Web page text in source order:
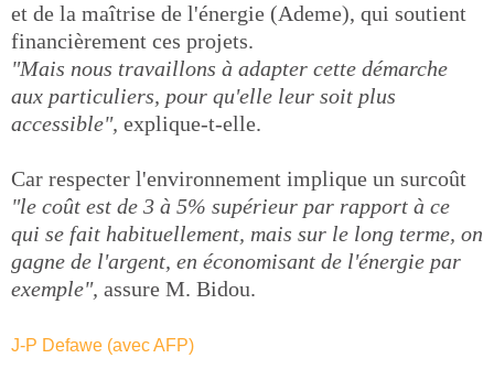
et de la maîtrise de l'énergie (Ademe), qui soutient
financièrement ces projets.
"Mais nous travaillons à adapter cette démarche
aux particuliers, pour qu'elle leur soit plus
accessible", explique-t-elle.
Car respecter l'environnement implique un surcoût
"le coût est de 3 à 5% supérieur par rapport à ce
qui se fait habituellement, mais sur le long terme, on
gagne de l'argent, en économisant de l'énergie par
exemple", assure M. Bidou.
J-P Defawe (avec AFP)